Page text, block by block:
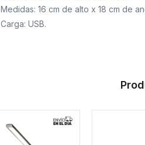
Medidas: 16 cm de alto x 18 cm de
Carga: USB.